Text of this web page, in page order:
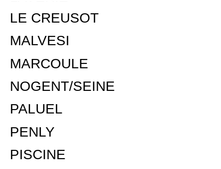
LE CREUSOT
MALVESI
MARCOULE
NOGENT/SEINE
PALUEL
PENLY
PISCINE